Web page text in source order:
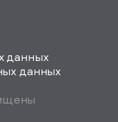
данных
данных